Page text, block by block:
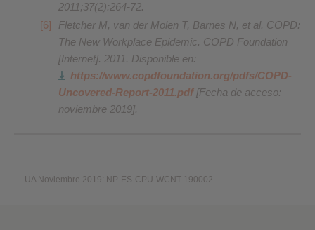
2011;37(2):264-72.
Fletcher M, van der Molen T, Barnes N, et al. COPD:
The New Workplace Epidemic. COPD Foundation
[Internet]. 2011. Disponible en:
https://www.copdfoundation.org/pdfs/COPD-
Uncovered-Report-2011.pdf[Fecha de acceso:
noviembre 2019].
UA Noviembre 2019: NP-ES-CPU-WCNT-190002